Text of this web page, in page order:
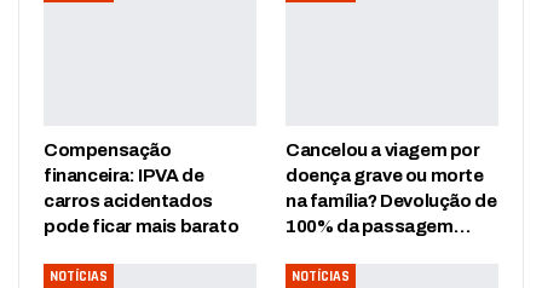
Compensação
financeira: IPVA de
carros acidentados
pode ficar mais barato
Cancelou a viagem por
doença grave ou morte
na família? Devolução de
100% da passagem…
NOTÍCIAS NOTÍCIAS